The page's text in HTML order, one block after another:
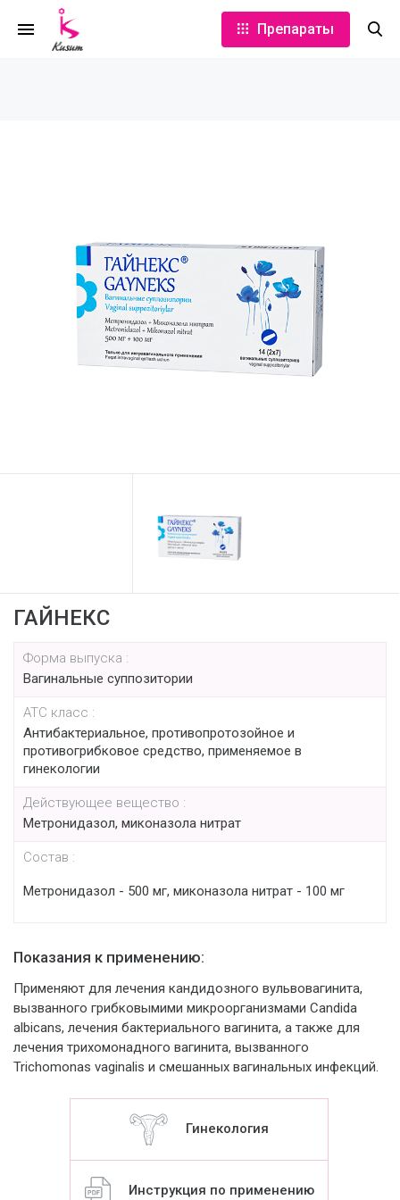
Препараты
ГАЙНЕКС
Форма выпуска :
Вагинальные суппозитории
АТС класс :
Антибактериальное, противопротозойное и
противогрибковое средство, применяемое в
гинекологии
Действующее вещество :
Метронидазол, миконазола нитрат
Состав :
Метронидазол - 500 мг, миконазола нитрат - 100 мг
Показания к применению:
Применяют для лечения кандидозного вульвовагинита,
вызванного грибковымими микроорганизмами Candida
albicans, лечения бактериального вагинита, а также для
лечения трихомонадного вагинита, вызванного
Trichomonas vaginalis и смешанных вагинальных инфекций.
Гинекология
Инструкция по применению